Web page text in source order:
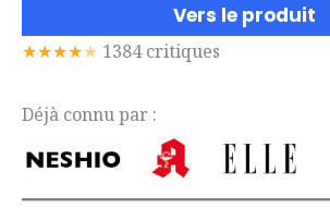
Vers le produit
★★★★★ 1384 critiques
Déjà connu par :